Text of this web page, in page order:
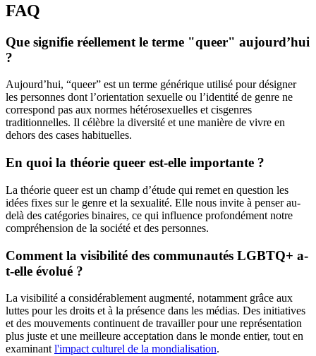
FAQ
Que signifie réellement le terme "queer" aujourd’hui
?
Aujourd’hui, “queer” est un terme générique utilisé pour désigner
les personnes dont l’orientation sexuelle ou l’identité de genre ne
correspond pas aux normes hétérosexuelles et cisgenres
traditionnelles. Il célèbre la diversité et une manière de vivre en
dehors des cases habituelles.
En quoi la théorie queer est-elle importante ?
La théorie queer est un champ d’étude qui remet en question les
idées fixes sur le genre et la sexualité. Elle nous invite à penser au-
delà des catégories binaires, ce qui influence profondément notre
compréhension de la société et des personnes.
Comment la visibilité des communautés LGBTQ+ a-
t-elle évolué ?
La visibilité a considérablement augmenté, notamment grâce aux
luttes pour les droits et à la présence dans les médias. Des initiatives
et des mouvements continuent de travailler pour une représentation
plus juste et une meilleure acceptation dans le monde entier, tout en
examinant l'impact culturel de la mondialisation.